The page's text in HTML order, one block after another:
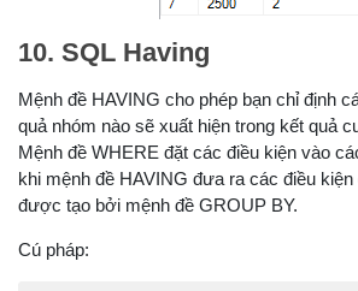
10. SQL Having
Mệnh đề HAVING cho phép bạn chỉ định
quả nhóm nào sẽ xuất hiện trong kết quả
Mệnh đề WHERE đặt các điều kiện vào
khi mệnh đề HAVING đưa ra các điều
được tạo bởi mệnh đề GROUP BY.
Cú pháp: